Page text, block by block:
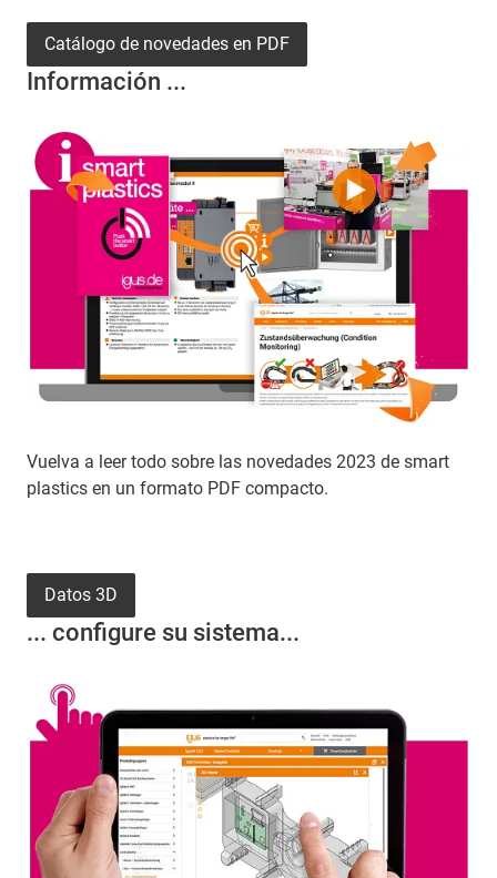
Información ...
Vuelva a leer todo sobre las novedades 2023 de smart
plastics en un formato PDF compacto.
Catálogo de novedades en PDF
... configure su sistema...
Datos 3D